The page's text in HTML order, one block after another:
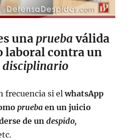
una pruebaválida
laboral contra un
disciplinario
frecuencia si elwhatsApp
prueba en un juicio
de undespido,